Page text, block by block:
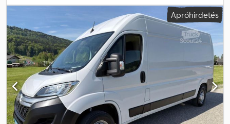
07/2025, szín:fehér, ülések száma:5, Felszereltség:ABS,
elektronikus stabilitásprogram (ESP), immobilizerrendszer,
koromszűrő, központi zár, légkondicionálás
, Különleges
felszereltség: Pótkerék azonos futófelülettel További
felszereltség: Utasoldali légzsák, kikapcsolható utasoldali légzsák,
vezetőoldali légzsák, audiorendszer: rádió CD-lejátszóval és MP3-
lejátszó funkcióval, hátsó bukóablak, elektromosan állítható és
fűthető külső tükrök, fényezett külső tükrök, Black-csomag,
fedélzeti számítógép, hátsó parkolóradar, automatikus
fényszórókapcsolás, hátul egyedi ülések, elektronikus
fékerőelosztás, vezetéstámogató rendszer: vészfékasszisztens,
Apróhirdetés